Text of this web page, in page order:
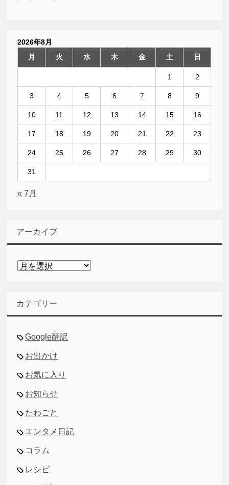
2026年8月
月
火 水 木 金 土 日
1 2
3 4 5 6 7 8 9
10 11 12 13 14 15 16
17 18 19 20 21 22 23
24 25 26 27 28 29 30
31
« 7月
アーカイブ
ア
ブ
カテゴリー
Google翻訳
お出かけ
お気に入り
お知らせ
たわごと
エンタメ日記
コラム
レシピ